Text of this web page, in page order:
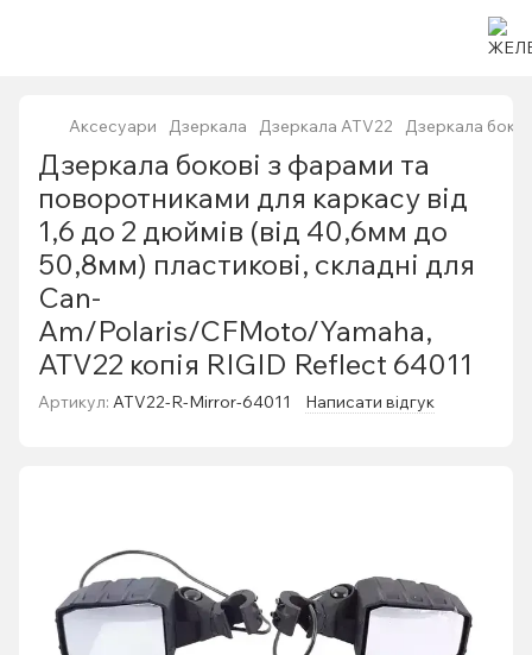
Аксесуари Дзеркала Дзеркала ATV22 Дзеркала
Дзеркала бокові з фарами та
поворотниками для каркасу від
1,6 до 2 дюймів (від 40,6мм до
50,8мм) пластикові, складні для
Can-
Am/Polaris/CFMoto/Yamaha,
ATV22 копія RIGID Reflect 64011
Артикул: ATV22-R-Mirror-64011 Написати відгук